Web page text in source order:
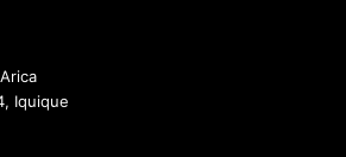
Iquique